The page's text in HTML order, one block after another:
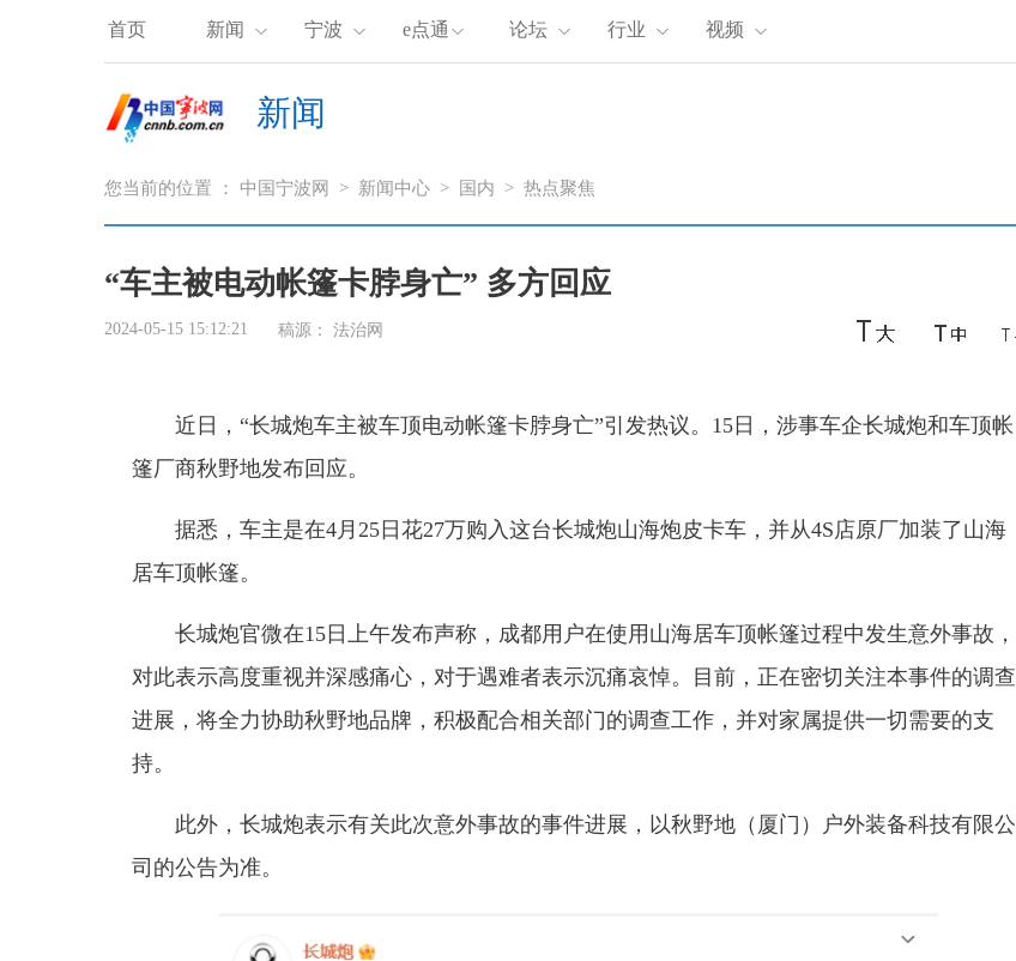
首页 新闻 宁波 e点通 论坛 行业 视频
新闻
您当前的位置 ： 中国宁波网 > 新闻中心 > 国内 > 热点聚焦
“车主被电动帐篷卡脖身亡” 多方回应
2024-05-15 15:12:21 稿源： 法治网
近日，“长城炮车主被车顶电动帐篷卡脖身亡”引发热议。 15日 ，涉事车企长城炮和车顶帐
篷厂商秋野地发布回应。
据悉，车主是在4月25日花27万购入这台长城炮山海炮皮卡车，并从4S店原厂加装了山海
居车顶帐篷。
长城炮官微在15日上午发布声称，成都用户在使用山海居车顶帐篷过程中发生意外事故，
对此表示高度重视并深感痛心，对于遇难者表示沉痛哀悼。目前，正在密切关注本事件的调查
进展，将全力协助秋野地品牌，积极配合相关部门的调查工作，并对家属提供一切需要的支
持。
此外，长城炮表示有关此次意外事故的事件进展，以秋野地（厦门）户外装备科技有限公
司的公告为准。